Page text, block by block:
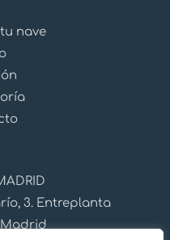
nave
3. Entreplanta
Madrid